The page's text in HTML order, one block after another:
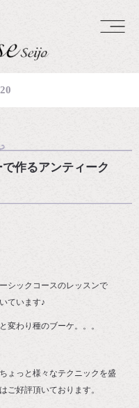
作るアンティーク
シックコースのレッスンで
ています♪
変わり種のブーケ。。。
ょっと様々なテクニックを盛
ご好評頂いております。